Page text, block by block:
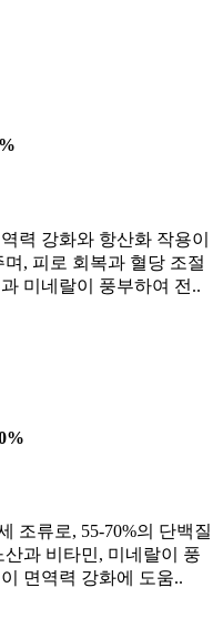
력 강화와 항산화 작용이
, 피로 회복과 혈당 조절
미네랄이 풍부하여 전..
조류로, 55-70%의 단백질
과 비타민, 미네랄이 풍
면역력 강화에 도움..